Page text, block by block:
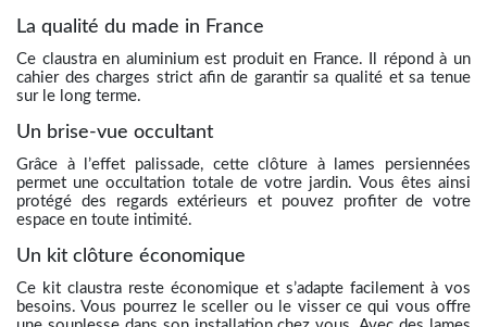
La qualité du made in France
Ce claustra en aluminium est produit en France. Il répond à un
cahier des charges strict afin de garantir sa qualité et sa tenue
sur le long terme.
Un brise-vue occultant
Grâce à l’effet palissade, cette clôture à lames persiennées
permet une occultation totale de votre jardin. Vous êtes ainsi
protégé des regards extérieurs et pouvez profiter de votre
espace en toute intimité.
Un kit clôture économique
Ce kit claustra reste économique et s’adapte facilement à vos
besoins. Vous pourrez le sceller ou le visser ce qui vous offre